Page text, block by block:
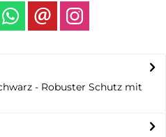
- Robuster Schutz mit